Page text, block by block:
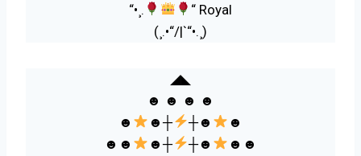
“•¸.
“ Royal
(¸.•“/|`“•.¸)
◢◣
☻ ☻ ☻ ☻
☻
☻┼ ┼☻
☻
☻☻
☻┼ ┼☻
☻☻